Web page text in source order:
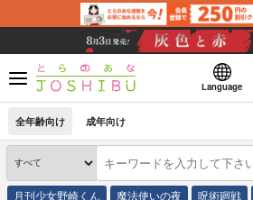
Language
全年齢向け 成年向け
月刊少女野崎くん 魔法使いの夜 呪術廻戦